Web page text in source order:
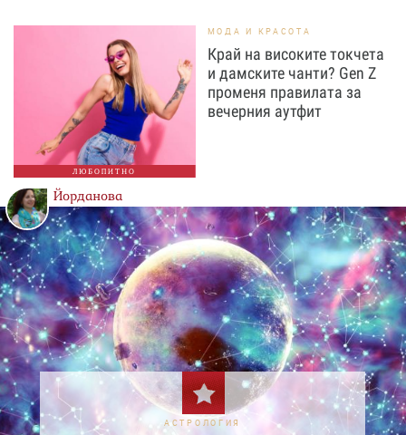
ЛЮБОПИТНО
МОДА И КРАСОТА
Край на високите токчета
и дамските чанти? Gen Z
променя правилата за
вечерния аутфит
Йорданова
АСТРОЛОГИЯ